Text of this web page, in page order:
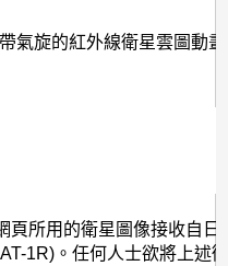
氣旋的紅外線衛星雲圖動
頁所用的衛星圖像接收自
1R)。任何人士欲將上述